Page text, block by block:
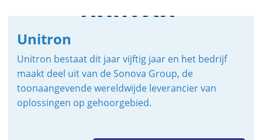
Unitron
Unitron bestaat dit jaar vijftig jaar en het bedrijf
maakt deel uit van de Sonova Group, de
toonaangevende wereldwijde leverancier van
oplossingen op gehoorgebied.